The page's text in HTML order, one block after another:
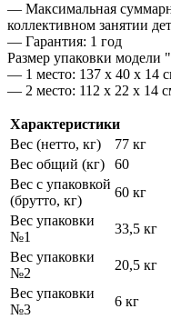
— Максимальная
коллективном занятии
— Гарантия: 1 год
Размер упаковки модели
— 1 место: 137 х 40 х 14
— 2 место: 112 х 22 х 14
Характеристики
Вес (нетто, кг)
77 кг
Вес общий (кг)
60
Вес с упаковкой
(брутто, кг)
60 кг
Вес упаковки
№1
33,5 кг
Вес упаковки
№2
20,5 кг
Вес упаковки
№3
6 кг